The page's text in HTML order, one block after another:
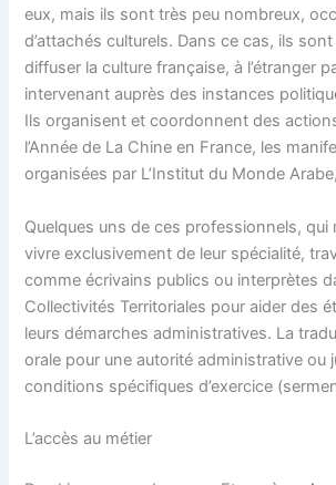
eux, mais ils sont très peu nombreux,
d’attachés culturels. Dans ce cas, ils
diffuser la culture française, à l’étranger
intervenant auprès des instances
Ils organisent et coordonnent des
l’Année de La Chine en France, les
organisées par L’Institut du Monde
Quelques uns de ces professionnels, qui
vivre exclusivement de leur spécialité,
comme écrivains publics ou interprètes
Collectivités Territoriales pour aider des
leurs démarches administratives. La
orale pour une autorité administrative ou
conditions spécifiques d’exercice
L’accès au métier